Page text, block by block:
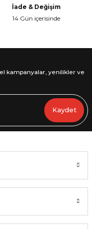
İade & Değişim
14 Gün içerisinde
kampanyalar, yenilikler ve
Kaydet